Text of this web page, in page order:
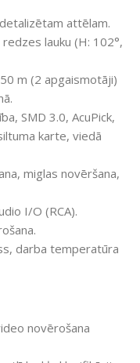
attēlam.
redzes lauku (H: 102°,
m (2 apgaismotāji)
SMD 3.0, AcuPick,
karte, viedā
miglas novēršana,
I/O (RCA).
darba temperatūra
novērošana